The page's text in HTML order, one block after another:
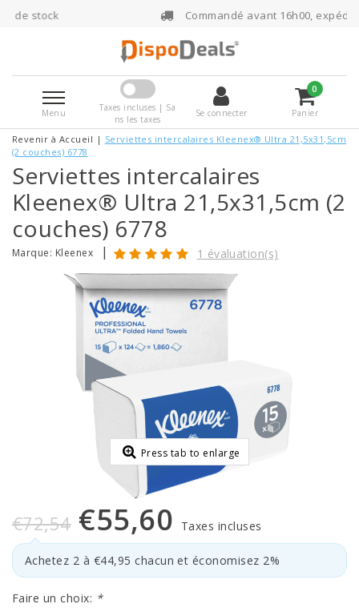
Commandé avant 16h00, expédié le jour même
Menu
Taxes incluses | Sa
ns les taxes
Se connecter
0
Panier
Revenir à Accueil | Serviettes intercalaires Kleenex® Ultra 21,5x31,5cm
(2 couches) 6778
Serviettes intercalaires
Kleenex® Ultra 21,5x31,5cm (2
couches) 6778
Marque: Kleenex | 1 évaluation(s)
Press tab to enlarge
€72,54 €55,60 Taxes incluses
Achetez 2 à €44,95 chacun et économisez 2%
Faire un choix: *